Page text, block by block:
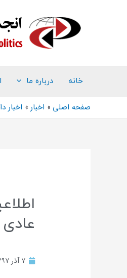
خانه درباره ما
صفحه اصلی اخبار اخبار
۷ آذر ۱۳۹۷